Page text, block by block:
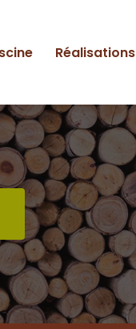
Réalisations
Entretien
Création
Piscine